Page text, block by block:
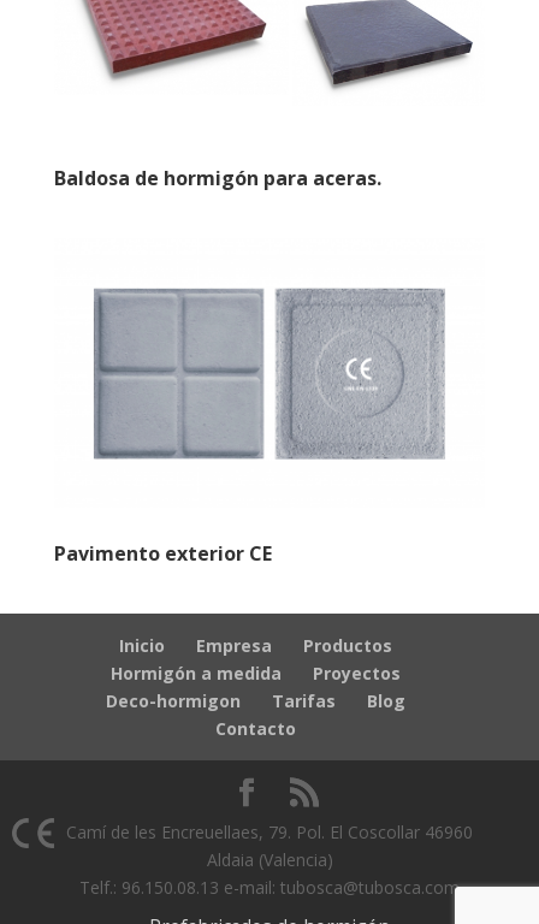
Baldosa de hormigón para aceras.
Pavimento exterior CE
Inicio Empresa
Productos
Hormigón a medida
Proyectos
Deco-hormigon
Tarifas
Blog
Contacto
Camí de les Encreuellaes, 79. Pol. El Coscollar 46960
Aldaia (Valencia)
Telf.: 96.150.08.13 e-mail: tubosca@tubosca.com